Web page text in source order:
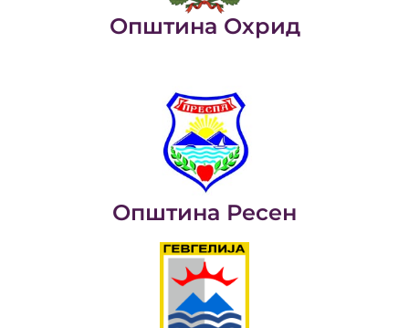
Општина Охрид
Општина Ресен